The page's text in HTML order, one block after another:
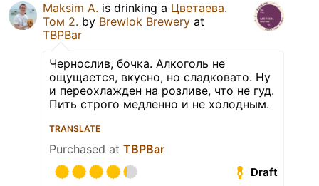
Maksim A. is drinking a Цветаева.
Том 2. by Brewlok Brewery at
TBPBar
Чернослив, бочка. Алкоголь не
ощущается, вкусно, но сладковато. Ну
и переохлажден на розливе, что не гуд.
Пить строго медленно и не холодным.
TRANSLATE
Purchased at TBPBar
Draft